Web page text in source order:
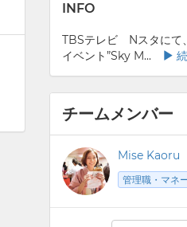
INFO
TBSテレビ Nスタにて
イベント”Sky M...
チームメンバー
Mise Kaoru
管理職・マネ